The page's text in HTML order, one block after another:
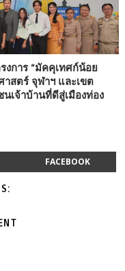
งการ “มัคคุเทศก์น้อย
าสตร์ จุฬาฯ และเขต
เจ้าบ้านที่ดีสู่เมืองท่อง
FACEBOOK